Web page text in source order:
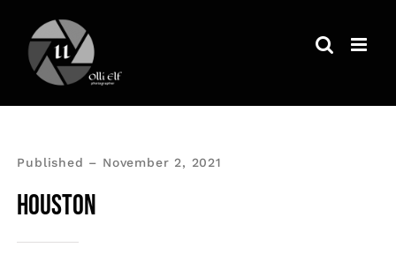
Inhalt
springen
Published – November 2, 2021
HOUSTON